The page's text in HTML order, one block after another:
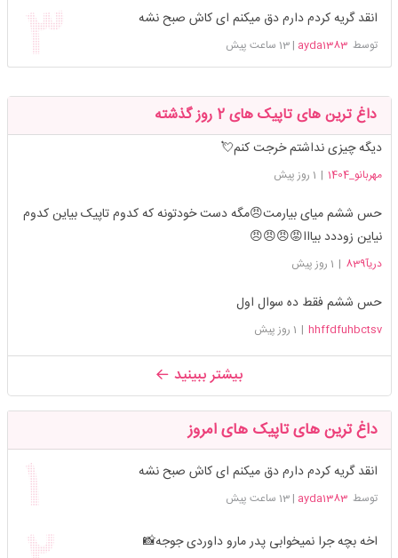
انقد گریه کردم دارم دق میکنم ای کاش صبح نشه
توسطayda1383
|13 ساعت پیش
داغ ترین های تاپیک های 2 روز گذشته
دیگه چیزی نداشتم خرجت کنم💘
مهربانو_1404 | 1 روز پیش
حس ششم میای بیارمت😠مگه دست خودتونه که کدوم تاپیک بیاین کدوم
نیاین زوددد بیااا😡😠😠😠
دریآ839 | 1 روز پیش
حس ششم فقط ده سوال اول
hhffdfuhbctsv
| 1 روز پیش
بیشتر ببینید
داغ ترین های تاپیک های امروز
انقد گریه کردم دارم دق میکنم ای کاش صبح نشه
توسطayda1383
|13 ساعت پیش
اخه بچه جرا نمیخوابی پدر مارو داوردی جوجه📸